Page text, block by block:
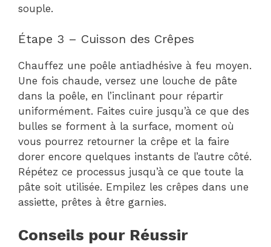
souple.
Étape 3 – Cuisson des Crêpes
Chauffez une poêle antiadhésive à feu moyen.
Une fois chaude, versez une louche de pâte
dans la poêle, en l’inclinant pour répartir
uniformément. Faites cuire jusqu’à ce que des
bulles se forment à la surface, moment où
vous pourrez retourner la crêpe et la faire
dorer encore quelques instants de l’autre côté.
Répétez ce processus jusqu’à ce que toute la
pâte soit utilisée. Empilez les crêpes dans une
assiette, prêtes à être garnies.
Conseils pour Réussir